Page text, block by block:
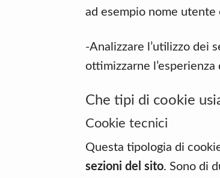
ad esempio nome utente
-Analizzare l’utilizzo dei
ottimizzarne
Che tipi di cookie
Cookie tecnici
Questa tipologia di
sezioni del sito. Sono di